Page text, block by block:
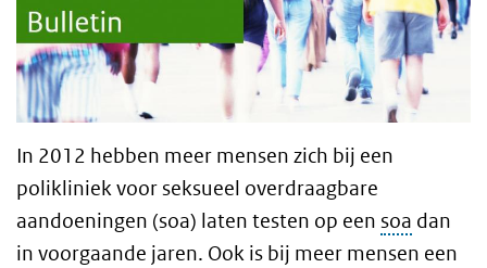
In 2012 hebben meer mensen zich bij een
polikliniek voor seksueel overdraagbare
aandoeningen (soa) laten testen op een soa dan
in voorgaande jaren. Ook is bij meer mensen een